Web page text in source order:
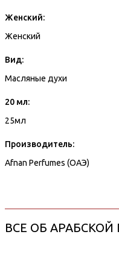
Женский:
Женский
Вид:
Масляные духи
20 мл:
25мл
Производитель:
Afnan Perfumes (ОАЭ)
ВСЕ ОБ